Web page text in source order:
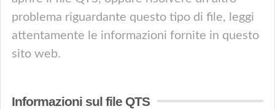
problema riguardante questo tipo di file, leggi
attentamente le informazioni fornite in questo
sito web.
Informazioni sul file QTS